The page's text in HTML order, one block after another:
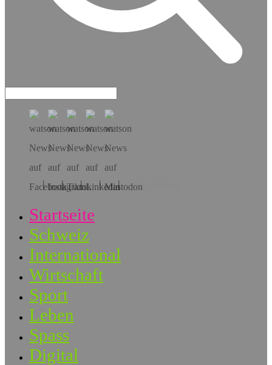
Hol dir die App!
Startseite
Schweiz
International
Wirtschaft
Sport
Leben
Spass
Digital